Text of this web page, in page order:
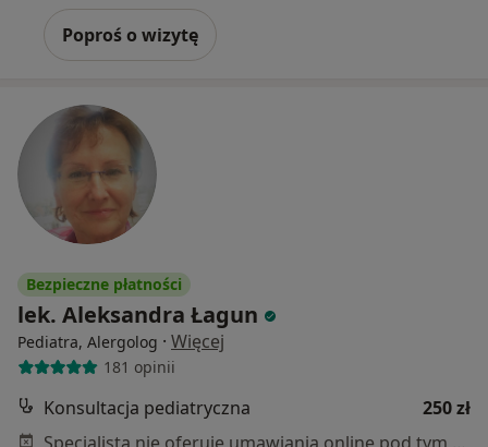
Poproś o wizytę
Bezpieczne płatności
lek. Aleksandra Łagun
Pediatra, Alergolog · Więcej
181 opinii
Konsultacja pediatryczna
250 zł